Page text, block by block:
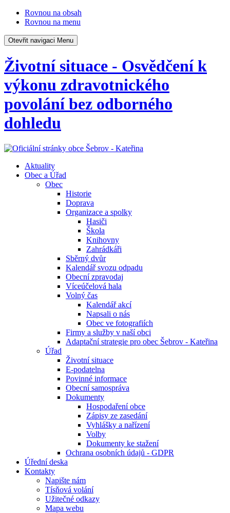
Rovnou na obsah
Rovnou na menu
Otevřit navigaci Menu
Životní situace - Osvědčení k
výkonu zdravotnického
povolání bez odborného
dohledu
Aktuality
Obec a Úřad
Obec
Historie
Doprava
Organizace a spolky
Hasiči
Škola
Knihovny
Zahrádkáři
Sběrný dvůr
Kalendář svozu odpadu
Obecní zpravodaj
Víceúčelová hala
Volný čas
Kalendář akcí
Napsali o nás
Obec ve fotografiích
Firmy a služby v naší obci
Adaptační strategie pro obec Šebrov - Kateřina
Úřad
Životní situace
E-podatelna
Povinné informace
Obecní samospráva
Dokumenty
Hospodaření obce
Zápisy ze zasedání
Vyhlášky a nařízení
Volby
Dokumenty ke stažení
Ochrana osobních údajů - GDPR
Úřední deska
Kontakty
Napište nám
Tísňová volání
Užitečné odkazy
Mapa webu